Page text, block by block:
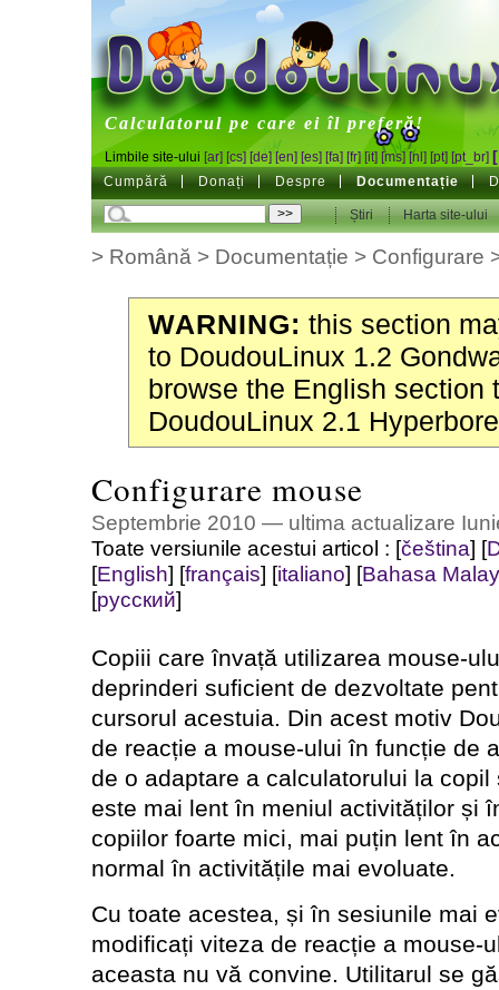
DoudouLinux
Calculatorul pe care ei îl preferă!
Limbile site-ului [ar] [cs] [de] [en] [es] [fa] [fr] [it] [ms] [nl] [pt] [pt_br]
Cumpără Donați Despre Documentație
Știri Harta site-ului
> Română > Documentație > Configurare
WARNING: this section
to DoudouLinux 1.2
browse the English section
DoudouLinux 2.1
Configurare mouse
Septembrie 2010 — ultima actualizare
Toate versiunile acestui articol : [čeština] [
[English] [français] [italiano] [Bahasa
[русский]
Copiii care învață utilizarea mouse-
deprinderi suficient de dezvoltate
cursorul acestuia. Din acest motiv
de reacție a mouse-ului în funcție de
de o adaptare a calculatorului la
este mai lent în meniul activităților și
copiilor foarte mici, mai puțin lent în
normal în activitățile mai evoluate.
Cu toate acestea, și în sesiunile mai
modificați viteza de reacție a mouse-
aceasta nu vă convine. Utilitarul se